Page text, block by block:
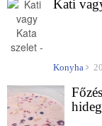
Kati
Konyha